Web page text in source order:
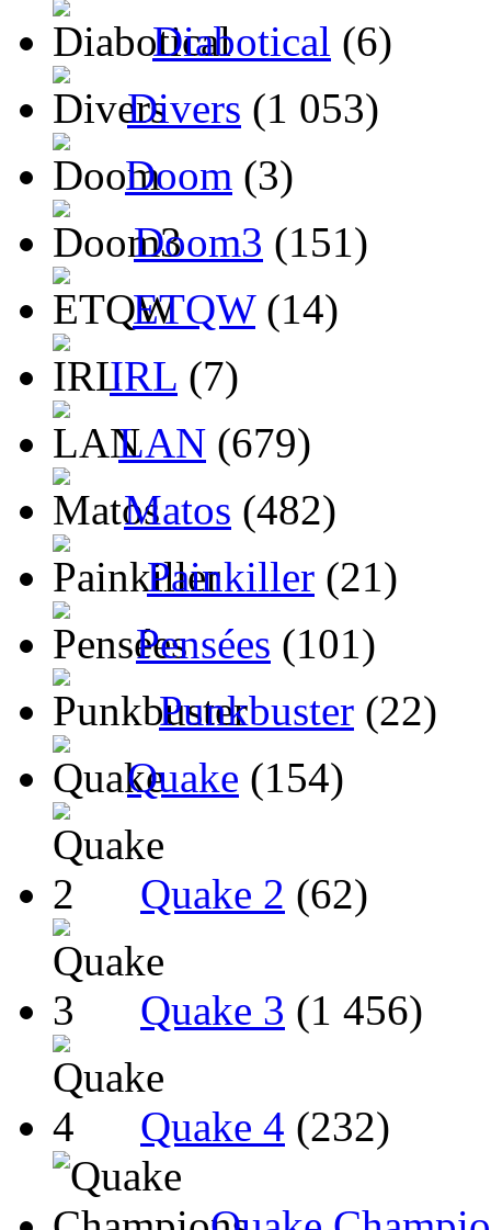
Diabotical (6)
Divers (1 053)
Doom (3)
Doom3 (151)
ETQW(14)
IRL (7)
LAN (679)
Matos (482)
Painkiller (21)
Pensées (101)
Punkbuster (22)
Quake (154)
Quake 2 (62)
Quake 3 (1 456)
Quake 4 (232)